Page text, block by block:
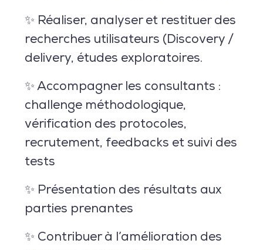
✨ Réaliser, analyser et restituer des
recherches utilisateurs (Discovery /
delivery, études exploratoires.
✨ Accompagner les consultants :
challenge méthodologique,
vérification des protocoles,
recrutement, feedbacks et suivi des
tests
✨ Présentation des résultats aux
parties prenantes
✨ Contribuer à l’amélioration des